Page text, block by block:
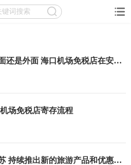
海口机场免税店在安检里面还是外面 海口机场免税店在安检里面候机区
场免税店寄存流程
海南综合施策促旅游业复苏 持续推出新的旅游产品和优惠活动